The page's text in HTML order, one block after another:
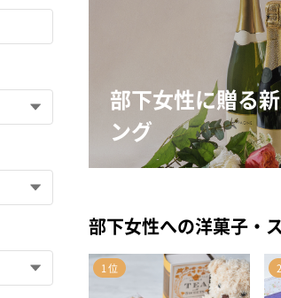
部下女性に贈る
ング
部下女性への洋菓子・